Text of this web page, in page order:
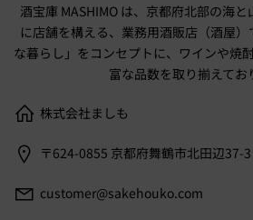
酒宝庫 MASHIMO は、京都府北部の海
に店舗を構える、業務用酒販店（酒屋
な暮らし」をコンセプトに、ワインや焼
富な品数を取り揃えてお
株式会社ましも
〒624-0855 京都府舞鶴市北田辺37-3
customer@sakehouko.com